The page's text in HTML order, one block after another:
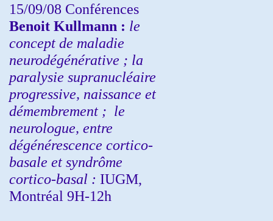
15/09/08 Conférences
Benoit Kullmann : le
concept de maladie
neurodégénérative ; la
paralysie supranucléaire
progressive, naissance et
démembrement ; le
neurologue, entre
dégénérescence cortico-
basale et syndrôme
cortico-basal : IUGM,
Montréal 9H-12h